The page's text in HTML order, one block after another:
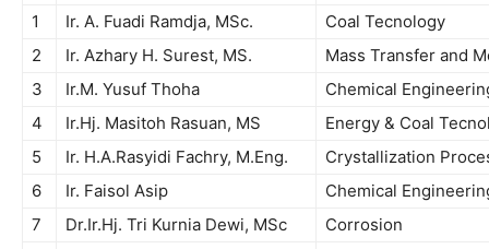
1 Ir. A. Fuadi Ramdja, MSc.
Coal Tecnology
2
Ir. Azhary H. Surest, MS.
Mass Transfer and
3
Ir.M. Yusuf Thoha
Chemical
4
Ir.Hj. Masitoh Rasuan, MS
Energy & Coal
5
Ir. H.A.Rasyidi Fachry, M.Eng.
Crystallization
6
Ir. Faisol Asip
Chemical
7
Dr.Ir.Hj. Tri Kurnia Dewi, MSc
Corrosion